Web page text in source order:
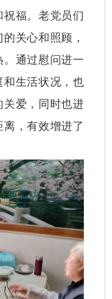
福。老党员们
关心和照顾，
通过慰问进一
和生活状况，也
关爱，同时也进
，有效增进了